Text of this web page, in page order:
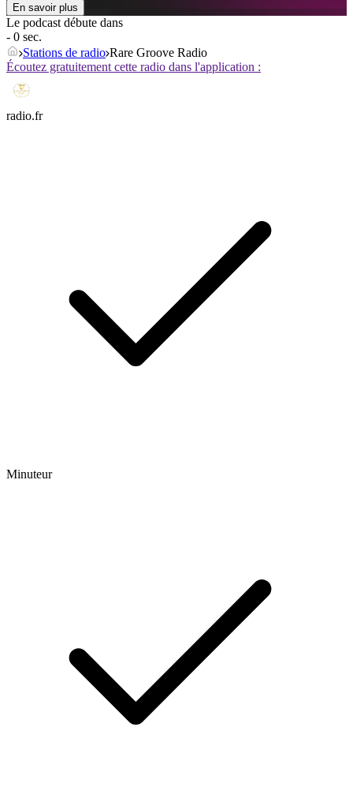
En savoir plus
Le podcast débute dans
- 0 sec.
Stations de radio Rare Groove Radio
Écoutez gratuitement cette radio dans l'application :
radio.fr
Minuteur